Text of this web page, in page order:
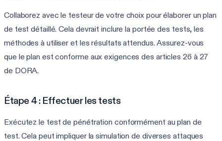
Collaborez avec le testeur de votre choix pour élaborer un plan
de test détaillé. Cela devrait inclure la portée des tests, les
méthodes à utiliser et les résultats attendus. Assurez-vous
que le plan est conforme aux exigences des articles 26 à 27
de DORA.
Étape 4 : Effectuer les tests
Exécutez le test de pénétration conformément au plan de
test. Cela peut impliquer la simulation de diverses attaques